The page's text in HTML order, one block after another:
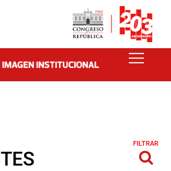
FILTRAR